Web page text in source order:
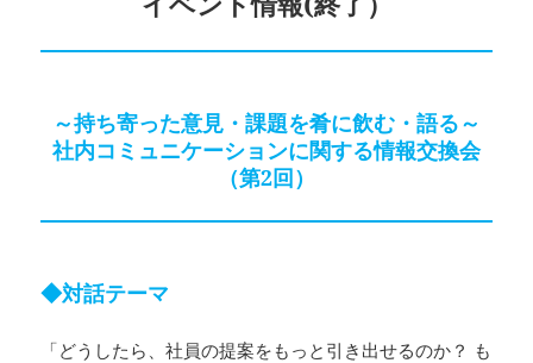
～持ち寄った意見・課題を肴に飲む・語る～
社内コミュニケーションに関する情報交換会
（第2回）
◆対話テーマ
「どうしたら、社員の提案をもっと引き出せるのか？ も